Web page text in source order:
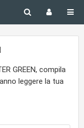
GREEN, compila
leggere la tua